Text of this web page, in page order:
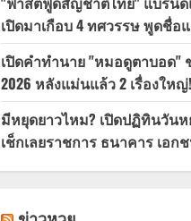
เปิดมาเกือบ 4 ทศวรรษ พูดชื่อ
เปิดคำทำนาย "หมอดูตาบอด"
2026 หลังแม่นแล้ว 2 เรื่องใหญ่!
มีหยุดยาวไหม? เปิดปฏิทินวัน
เช็กเลยราชการ ธนาคาร เอ